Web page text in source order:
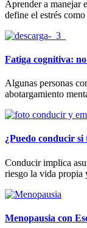
Aprender a manejar
define el estrés
Fatiga cognitiva:
Algunas personas
abotargamiento
¿Puedo conducir si
Conducir implica
riesgo la vida propia
Menopausia con